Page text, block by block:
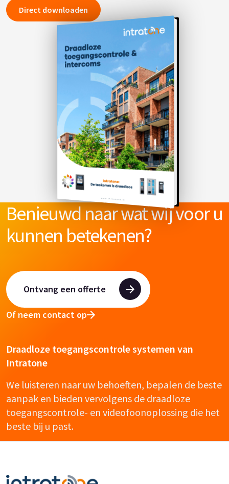
Direct downloaden
Benieuwd naar wat wij voor u
kunnen betekenen?
Ontvang een offerte
Of neem contact op
Draadloze toegangscontrole systemen van
Intratone
We luisteren naar uw behoeften, bepalen de beste
aanpak en bieden vervolgens de draadloze
toegangscontrole- en videofoonoplossing die het
beste bij u past.